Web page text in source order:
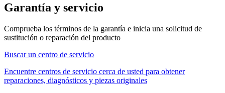
Garantía y servicio
Comprueba los términos de la garantía e inicia una solicitud de
sustitución o reparación del producto
Buscar un centro de servicio
Encuentre centros de servicio cerca de usted para obtener
reparaciones, diagnósticos y piezas originales